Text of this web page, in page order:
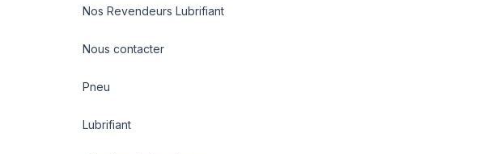
Nos Revendeurs Lubrifiant
Nous contacter
Pneu
Lubrifiant